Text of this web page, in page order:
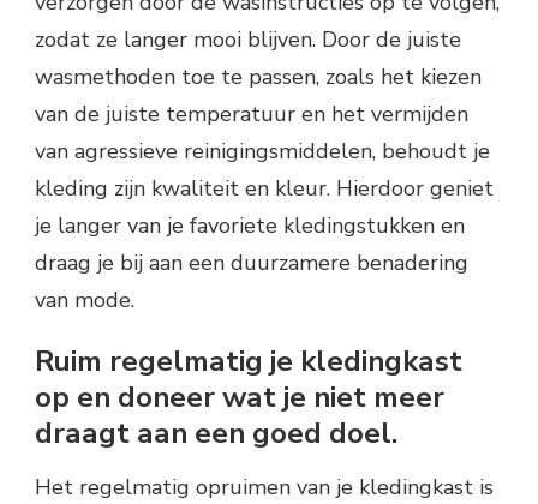
zodat ze langer mooi blijven. Door de juiste
wasmethoden toe te passen, zoals het kiezen
van de juiste temperatuur en het vermijden
van agressieve reinigingsmiddelen, behoudt je
kleding zijn kwaliteit en kleur. Hierdoor geniet
je langer van je favoriete kledingstukken en
draag je bij aan een duurzamere benadering
van mode.
Ruim regelmatig je kledingkast
op en doneer wat je niet meer
draagt aan een goed doel.
Het regelmatig opruimen van je kledingkast is